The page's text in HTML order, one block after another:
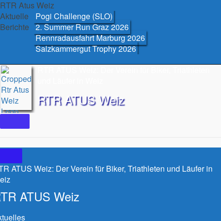
Skip
to
content
RTR Atus Weiz
Aktuelle
Berichte
Pogi Challenge (SLO)
2. Summer Run Graz 2026
Rennradausfahrt Marburg 2026
Salzkammergut Trophy 2026
RTR ATUS Weiz
ATUS Weiz: Der Verein für Biker, Triathleten und Läufer in
ATUS Weiz